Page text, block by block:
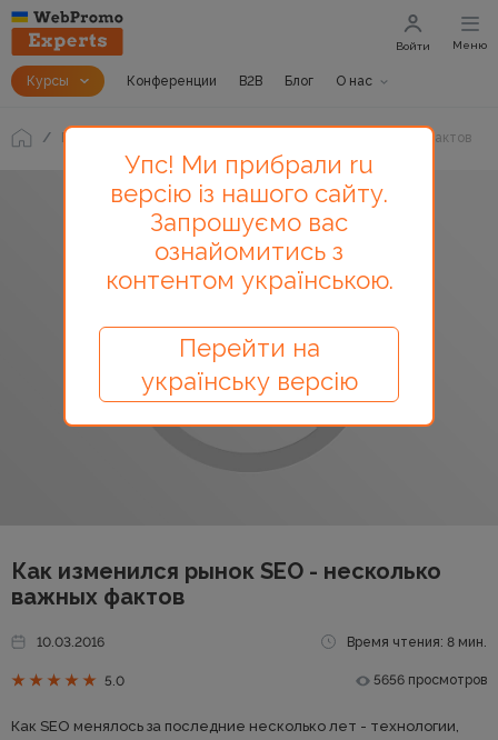
Курсы Конференции B2B Блог О нас
Войти Меню
Блог Как изменился рынок SEO - несколько важных фактов
Как изменился рынок SEO - несколько
важных фактов
10.03.2016 Время чтения: 8 мин.
5.0 5656 просмотров
Как SEO менялось за последние несколько лет - технологии,
Упс! Ми прибрали ru
версію із нашого сайту.
Запрошуємо вас
ознайомитись з
контентом українською.
Перейти на
українську версію